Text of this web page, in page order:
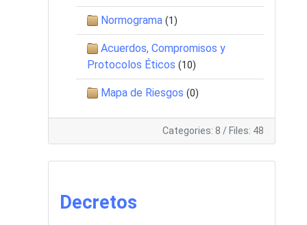
Normograma (1)
Acuerdos, Compromisos y
Protocolos Éticos (10)
Mapa de Riesgos (0)
Categories: 8 / Files: 48
Decretos